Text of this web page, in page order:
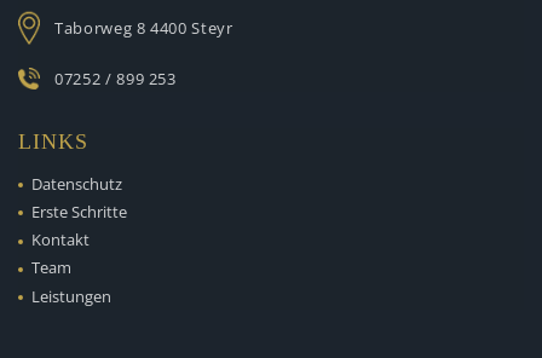
Taborweg 8 4400 Steyr
07252 / 899 253
LINKS
Datenschutz
Erste Schritte
Kontakt
Team
Leistungen